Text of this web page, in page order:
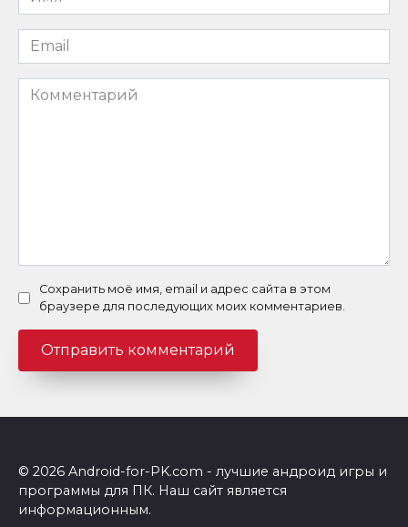
*
Email
*
Комментарий
Сохранить моё имя, email и адрес сайта в этом
браузере для последующих моих комментариев.
© 2026 Android-for-PK.com - лучшие андроид игры и
программы для ПК. Наш сайт является
информационным.